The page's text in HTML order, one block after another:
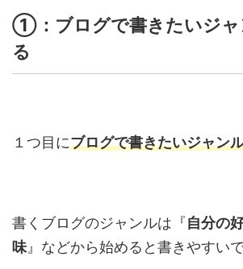
①：ブログで書きたいジャ
る
１つ目にブログで書きたいジャン
書くブログのジャンルは『自分の
味』などから始めると書きやすいで